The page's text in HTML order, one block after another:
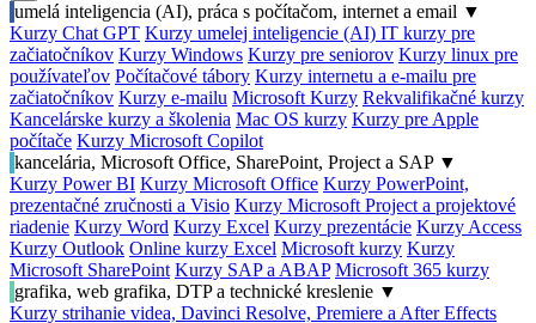
umelá inteligencia (AI), práca s počítačom, internet a email ▼
Kurzy Chat GPT Kurzy umelej inteligencie (AI) IT kurzy pre
začiatočníkov Kurzy Windows Kurzy pre seniorov Kurzy linux pre
používateľov Počítačové tábory Kurzy internetu a e-mailu pre
začiatočníkov Kurzy e-mailu Microsoft Kurzy Rekvalifikačné kurzy
Kancelárske kurzy a školenia Mac OS kurzy Kurzy pre Apple
počítače Kurzy Microsoft Copilot
kancelária, Microsoft Office, SharePoint, Project a SAP ▼
Kurzy Power BI Kurzy Microsoft Office Kurzy PowerPoint,
prezentačné zručnosti a Visio Kurzy Microsoft Project a projektové
riadenie Kurzy Word Kurzy Excel Kurzy prezentácie Kurzy Access
Kurzy Outlook Online kurzy Excel Microsoft kurzy Kurzy
Microsoft SharePoint Kurzy SAP a ABAP Microsoft 365 kurzy
grafika, web grafika, DTP a technické kreslenie ▼
Kurzy strihanie videa, Davinci Resolve, Premiere a After Effects